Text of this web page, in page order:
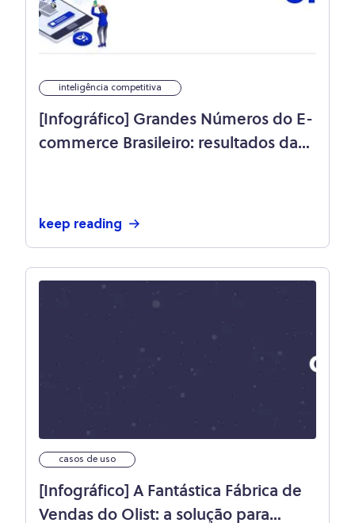
inteligência competitiva
[Infográfico] Grandes Números do E-
commerce Brasileiro: resultados das
keep reading
casos de uso
[Infográfico] A Fantástica Fábrica de
Vendas do Olist: a solução para